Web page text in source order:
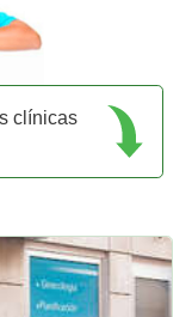
clínicas